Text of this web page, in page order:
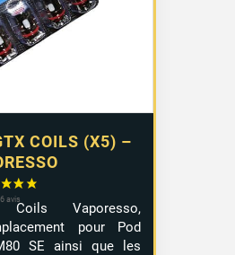
COILS (X5) –
Coils Vaporesso,
pour Pod
SE ainsi que les